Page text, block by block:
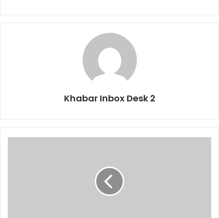
Khabar Inbox Desk 2